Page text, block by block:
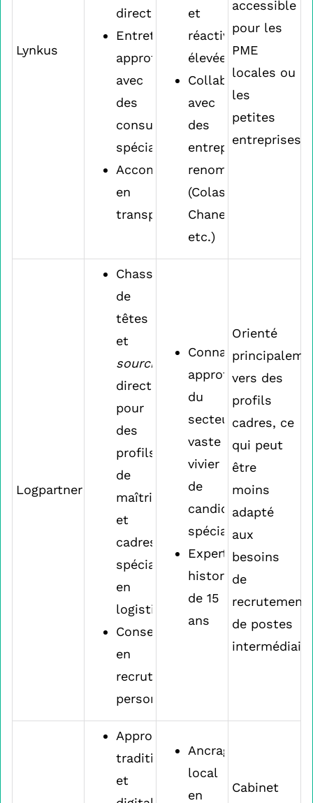
Lynkus
directe
Entretiens
approfondis
avec
des
consultants
spécialisés
Accompagnement
en
transparence
et
réactivité
élevée
Collaborations
avec
des
entreprises
renommées
(Colas,
Chanel,
etc.)
accessible
pour les
PME
locales ou
les
petites
entreprises
Logpartner
Chasse
de
têtes
et
sourcing
direct
pour
des
profils
de
maîtrise
et
cadres
spécialisés
en
logistique
Conseils
en
recrutement
personnalisés
Connaissance
approfondie
du
secteur,
vaste
vivier
de
candidats
spécialisés
Expertise
historique
de 15
ans
Orienté
vers des
profils
cadres, ce
qui peut
être
moins
adapté
aux
besoins
de
recrutement
de postes
Approches
traditionnelles
et
Ancrage
local
en
Cabinet